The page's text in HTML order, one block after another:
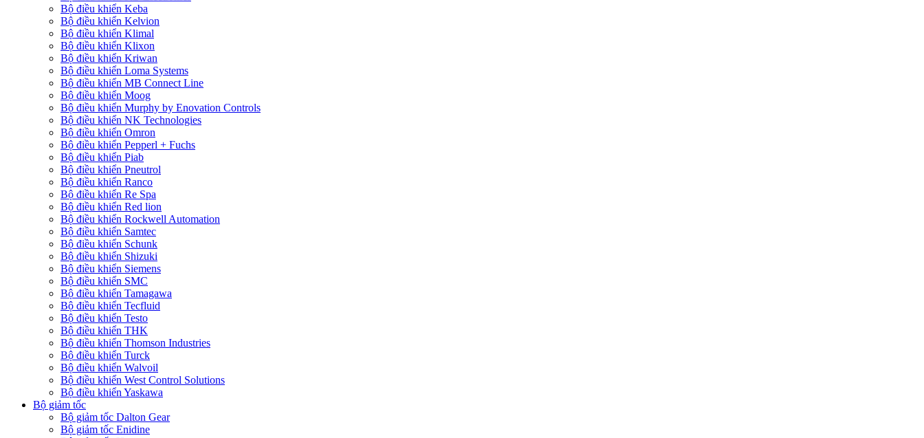
Bộ điều khiển Keba
Bộ điều khiển Kelvion
Bộ điều khiển Klimal
Bộ điều khiển Klixon
Bộ điều khiển Kriwan
Bộ điều khiển Loma Systems
Bộ điều khiển MB Connect Line
Bộ điều khiển Moog
Bộ điều khiển Murphy by Enovation Controls
Bộ điều khiển NK Technologies
Bộ điều khiển Omron
Bộ điều khiển Pepperl + Fuchs
Bộ điều khiển Piab
Bộ điều khiển Pneutrol
Bộ điều khiển Ranco
Bộ điều khiển Re Spa
Bộ điều khiển Red lion
Bộ điều khiển Rockwell Automation
Bộ điều khiển Samtec
Bộ điều khiển Schunk
Bộ điều khiển Shizuki
Bộ điều khiển Siemens
Bộ điều khiển SMC
Bộ điều khiển Tamagawa
Bộ điều khiển Tecfluid
Bộ điều khiển Testo
Bộ điều khiển THK
Bộ điều khiển Thomson Industries
Bộ điều khiển Turck
Bộ điều khiển Walvoil
Bộ điều khiển West Control Solutions
Bộ điều khiển Yaskawa
Bộ giảm tốc
Bộ giảm tốc Dalton Gear
Bộ giảm tốc Enidine